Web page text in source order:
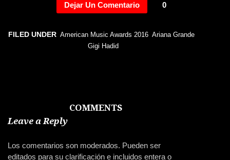
Príncipe Harry
Famosos en Art Basel
Miami[ FOTOS]
12.02.16
través de los años
Jennifer López
Dejar Un Comentario 0
FILED UNDER American Music Awards 2016 Ariana Grande
Gigi Hadid
COMMENTS
Leave a Reply
Los comentarios son moderados. Pueden ser
editados para su clarificación e incluidos entera o